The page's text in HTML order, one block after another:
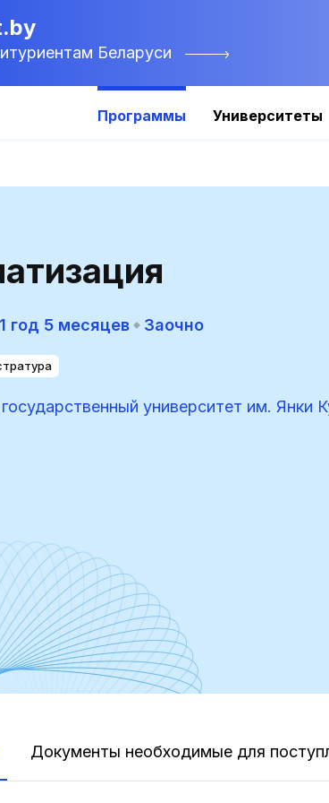
Беларуси
Программы Университеты
1 год 5 месяцев Заочно
университет им. Янки
Документы необходимые для